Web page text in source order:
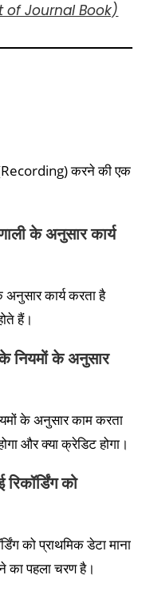
of Journal Book)
करने की एक
के अनुसार कार्य
अनुसार कार्य करता है
हैं।
नियमों के अनुसार
के अनुसार काम करता
और क्या क्रेडिट होगा।
को
को प्राथमिक डेटा माना
का पहला चरण है।